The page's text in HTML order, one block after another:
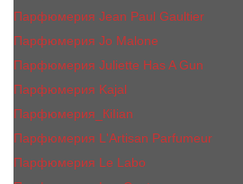
Парфюмерия Jean Paul Gaultier
Парфюмерия Jо Malоnе
Парфюмерия Juliette Has A Gun
Парфюмерия Kajal
Парфюмерия_КiIiаn
Парфюмерия L'Artisan Parfumeur
Парфюмерия Le Labo